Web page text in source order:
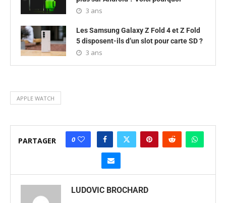
3 ans
Les Samsung Galaxy Z Fold 4 et Z Fold
5 disposent-ils d’un slot pour carte SD ?
3 ans
APPLE WATCH
PARTAGER 0
LUDOVIC BROCHARD